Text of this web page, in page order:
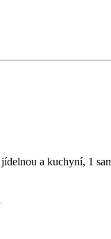
a kuchyní, 1